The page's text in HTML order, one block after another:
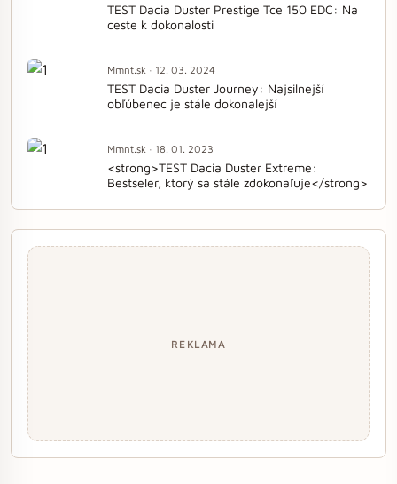
TEST Dacia Duster Prestige Tce 150 EDC: Na
ceste k dokonalosti
Mmnt.sk · 12. 03. 2024
TEST Dacia Duster Journey: Najsilnejší
obľúbenec je stále dokonalejší
Mmnt.sk · 18. 01. 2023
<strong>TEST Dacia Duster Extreme:
Bestseler, ktorý sa stále zdokonaľuje</strong>
REKLAMA